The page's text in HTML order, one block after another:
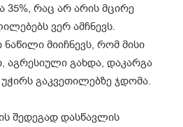
35%, რაც არ არის მცირე
ვერ ამჩნევს.
მიიჩნევს, რომ მისი
აგრესიული გახდა, დაკარგა
გაკვეთილებზე ჯდომა.
შედეგად დასწავლის